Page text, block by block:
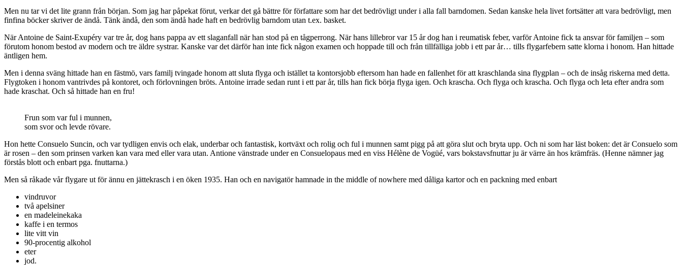
Men nu tar vi det lite grann från början. Som jag har påpekat förut, verkar det gå bättre för författare som har det bedrövligt under i alla fall barndomen. Sedan kanske hela livet fortsätter att vara bedrövligt, men
finfina böcker skriver de ändå. Tänk ändå, den som ändå hade haft en bedrövlig barndom utan t.ex. basket.
När Antoine de Saint-Exupéry var tre år, dog hans pappa av ett slaganfall när han stod på en tågperrong. När hans lillebror var 15 år dog han i reumatisk feber, varför Antoine fick ta ansvar för familjen – som
förutom honom bestod av modern och tre äldre systrar. Kanske var det därför han inte fick någon examen och hoppade till och från tillfälliga jobb i ett par år… tills flygarfebern satte klorna i honom. Han hittade
äntligen hem.
Men i denna sväng hittade han en fästmö, vars familj tvingade honom att sluta flyga och istället ta kontorsjobb eftersom han hade en fallenhet för att kraschlanda sina flygplan – och de insåg riskerna med detta.
Flygtoken i honom vantrivdes på kontoret, och förlovningen bröts. Antoine irrade sedan runt i ett par år, tills han fick börja flyga igen. Och krascha. Och flyga och krascha. Och flyga och leta efter andra som
hade kraschat. Och så hittade han en fru!
Frun som var ful i munnen,
som svor och levde rövare.
Hon hette Consuelo Suncin, och var tydligen envis och elak, underbar och fantastisk, kortväxt och rolig och ful i munnen samt pigg på att göra slut och bryta upp. Och ni som har läst boken: det är Consuelo som
är rosen – den som prinsen varken kan vara med eller vara utan. Antione vänstrade under en Consuelopaus med en viss Hélène de Vogüé, vars bokstavsfnuttar ju är värre än hos krämfräs. (Henne nämner jag
förstås blott och enbart pga. fnuttarna.)
Men så råkade vår flygare ut för ännu en jättekrasch i en öken 1935. Han och en navigatör hamnade in the middle of nowhere med dåliga kartor och en packning med enbart
vindruvor
två apelsiner
en madeleinekaka
kaffe i en termos
lite vitt vin
90-procentig alkohol
eter
jod.